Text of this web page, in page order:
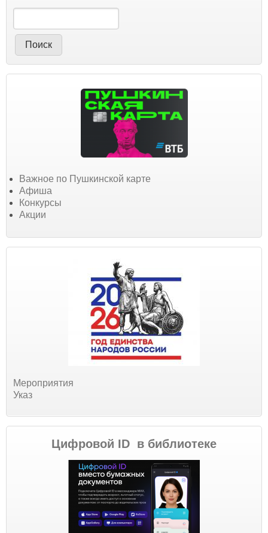
Поиск
Важное по Пушкинской карте
Афиша
Конкурсы
Акции
Мероприятия
Указ
Цифровой ID в библиотеке